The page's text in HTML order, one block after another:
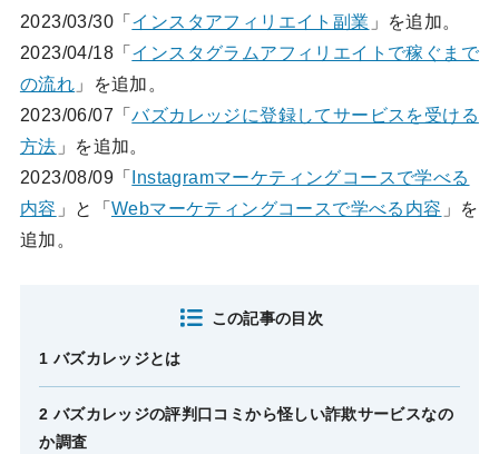
2023/03/30「 インスタアフィリエイト副業 」を追加。
2023/04/18「 インスタグラムアフィリエイトで稼ぐまで
の流れ 」を追加。
2023/06/07「バズカレッジに登録してサービスを受ける
方法 」を追加。
2023/08/09「
Instagramマーケティングコースで学べる
内容 」と「 Webマーケティングコースで学べる内容 」を
追加。
この記事の目次
1 バズカレッジとは
2 バズカレッジの評判口コミから怪しい詐欺サービスなの
か調査